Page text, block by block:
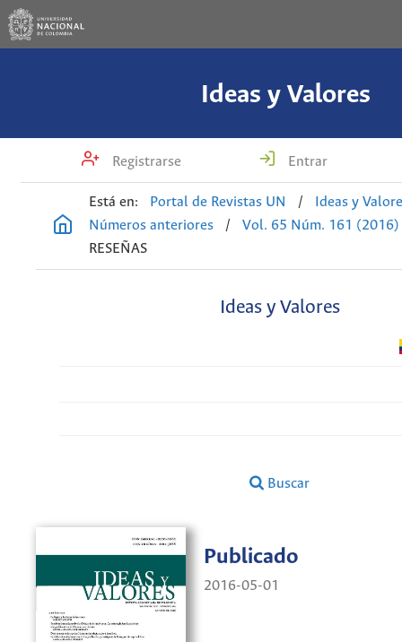
Ideas y Valores
Registrarse Entrar
Está en: Portal de Revistas UN /
Ideas y
Números anteriores
/
Vol. 65 Núm. 161 (2016)
RESEÑAS
Ideas y Valores
Buscar
Publicado
2016-05-01